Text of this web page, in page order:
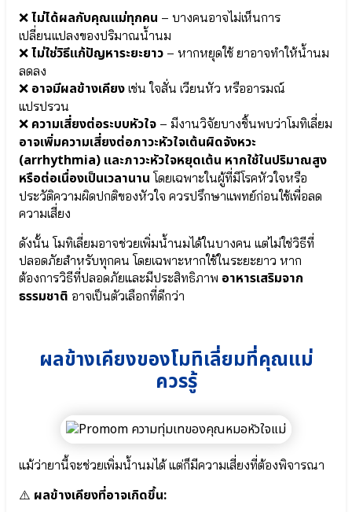
จากธรรมชาติ
SunTheanine
Multi-
IMMU
24/24+ลด
ภูมิแพ้
⦿
Multi-
IMMU
24/24+
● จุลินทรีย์ที่
ดี Bacillus
● ปกป้องลำไส้
Bifidobacterium
infantis
● จุลินทรีย์สุขภาพ
Bifidobacterium
Lactobacillus
โดฟิลัส
Lactobacillus
Acidophilus
● สาร
สำคัญในนม
Fe
ดี
เอ
(DHA)
●
แลค
โต
บาซิลลัส
คา
เซอิ
Lactobacillus
Casei
●
เกราะ
ป้องกัน
สุขภาพ
Lactobacillus
Rhamnosus
โด
Bifidobacterium
●
มาก
❌ ไม่ได้ผลกับคุณแม่ทุกคน – บางคนอาจไม่เห็นการ
เปลี่ยนแปลงของปริมาณน้ำนม
❌ ไม่ใช่วิธีแก้ปัญหาระยะยาว – หากหยุดใช้ ยาอาจทำให้น้ำนม
ลดลง
❌ อาจมีผลข้างเคียง เช่น ใจสั่น เวียนหัว หรืออารมณ์
แปรปรวน
❌ ความเสี่ยงต่อระบบหัวใจ – มีงานวิจัยบางชิ้นพบว่าโมทิเลี่ยม
อาจเพิ่มความเสี่ยงต่อภาวะหัวใจเต้นผิดจังหวะ
(arrhythmia) และภาวะหัวใจหยุดเต้น หากใช้ในปริมาณสูง
หรือต่อเนื่องเป็นเวลานาน โดยเฉพาะในผู้ที่มีโรคหัวใจหรือ
ประวัติความผิดปกติของหัวใจ ควรปรึกษาแพทย์ก่อนใช้เพื่อลด
ความเสี่ยง
ดังนั้น โมทิเลี่ยมอาจช่วยเพิ่มน้ำนมได้ในบางคน แต่ไม่ใช่วิธีที่
ปลอดภัยสำหรับทุกคน โดยเฉพาะหากใช้ในระยะยาว หาก
ต้องการวิธีที่ปลอดภัยและมีประสิทธิภาพ อาหารเสริมจาก
ธรรมชาติ อาจเป็นตัวเลือกที่ดีกว่า
ผลข้างเคียงของโมทิเลี่ยมที่คุณแม่
ควรรู้
แม้ว่ายานี้จะช่วยเพิ่มน้ำนมได้ แต่ก็มีความเสี่ยงที่ต้องพิจารณา
⚠️ ผลข้างเคียงที่อาจเกิดขึ้น: